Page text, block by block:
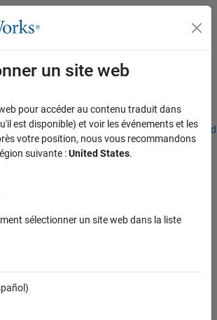
opportunités Adresses de nos bureaux
l'affichage du menu
carrières (EDG)
l’information
de produits
un site web
pour accéder au contenu traduit dans
est disponible) et voir les événements et les
votre position, nous vous recommandons
suivante :United States.
sélectionner un site web dans la liste